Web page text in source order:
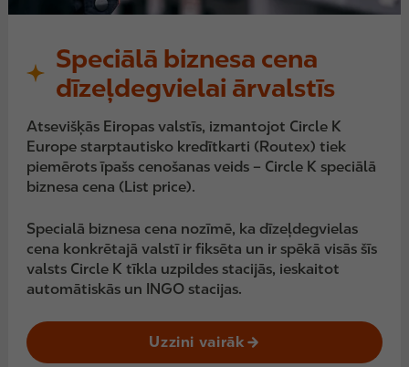
Speciālā biznesa cena
dīzeļdegvielai ārvalstīs
Atsevišķās Eiropas valstīs, izmantojot Circle K
Europe starptautisko kredītkarti (Routex) tiek
piemērots īpašs cenošanas veids – Circle K speciālā
biznesa cena (List price).
Specialā biznesa cena nozīmē, ka dīzeļdegvielas
cena konkrētajā valstī ir fiksēta un ir spēkā visās šīs
valsts Circle K tīkla uzpildes stacijās, ieskaitot
automātiskās un INGO stacijas.
Uzzini vairāk